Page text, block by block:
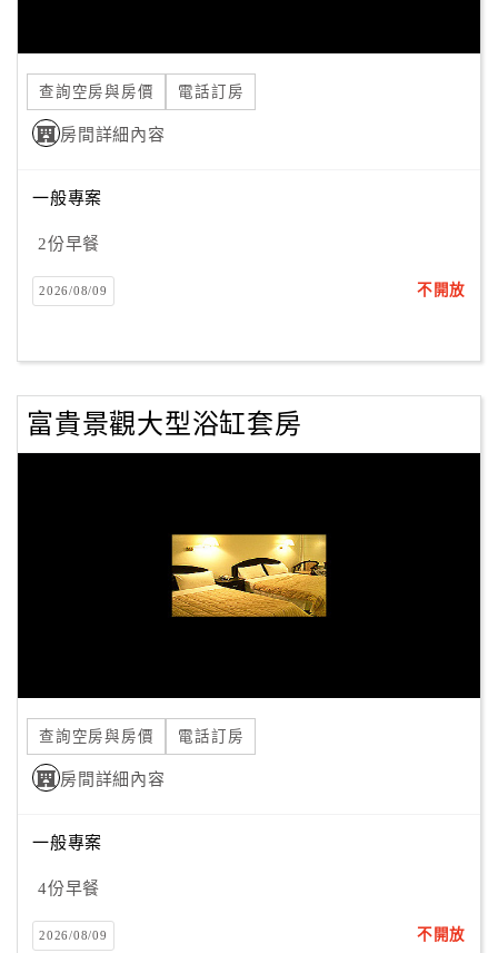
提
案
合
商
合
作
傳
查詢空房與房價 電話訂房
房間詳細內容
一般專案
2份早餐
2026/08/09 不開放
富貴景觀大型浴缸套房
查詢空房與房價 電話訂房
房間詳細內容
一般專案
4份早餐
2026/08/09 不開放